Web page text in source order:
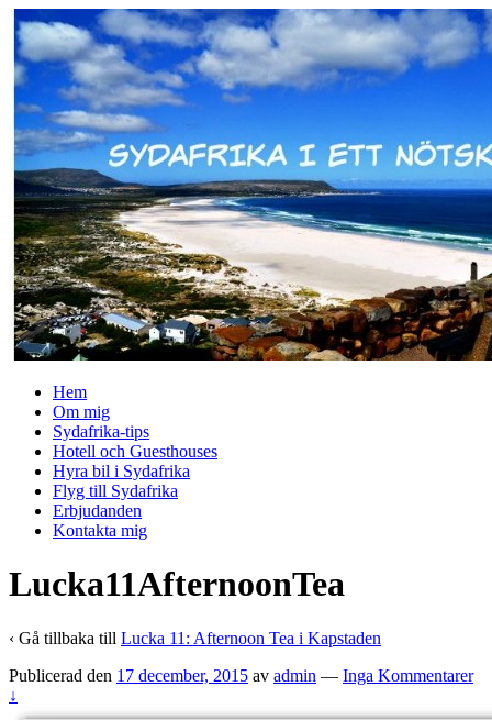
Skip
to
Main
Content
Hem
Om mig
Sydafrika-tips
Hotell och Guesthouses
Hyra bil i Sydafrika
Flyg till Sydafrika
Erbjudanden
Kontakta mig
Lucka11AfternoonTea
‹ Gå tillbaka till Lucka 11: Afternoon Tea i Kapstaden
Publicerad den 17 december, 2015 av admin — Inga Kommentarer
↓